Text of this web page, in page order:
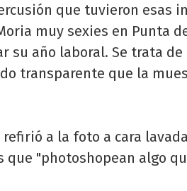
que tuvieron esas
muy sexies en Punta
su año laboral. Se trata
transparente que la
refirió a la foto a cara
que "photoshopean algo